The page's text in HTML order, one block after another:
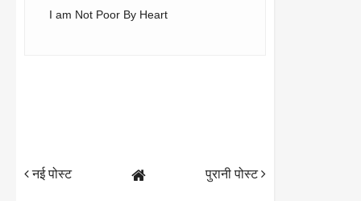
I am Not Poor By Heart
नई पोस्ट पुरानी पोस्ट